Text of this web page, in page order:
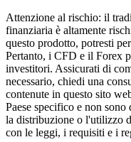
Attenzione al rischio: il
finanziaria è altamente
questo prodotto, potresti
Pertanto, i CFD e il Forex
investitori. Assicurati di
necessario, chiedi una
contenute in questo sito
Paese specifico e non
la distribuzione o l'utilizzo
con le leggi, i requisiti e i